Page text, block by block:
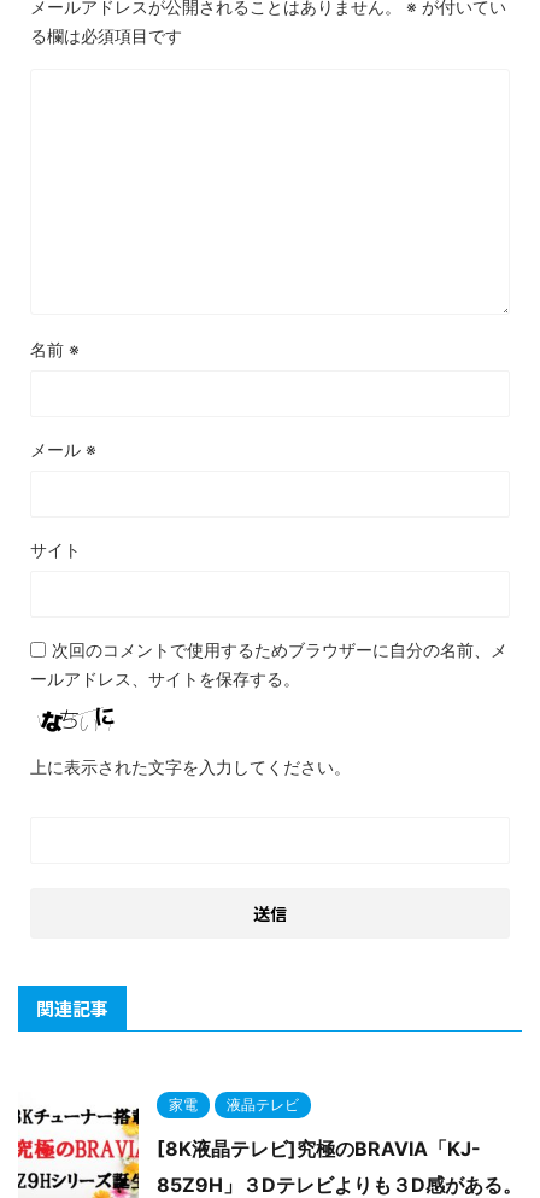
メールアドレスが公開されることはありません。 ※ が付いてい
る欄は必須項目です
名前 ※
メール ※
サイト
次回のコメントで使用するためブラウザーに自分の名前、メ
ールアドレス、サイトを保存する。
上に表示された文字を入力してください。
関連記事
家電 液晶テレビ
[8K液晶テレビ]究極のBRAVIA「KJ-
85Z9H」３Dテレビよりも３D感がある。